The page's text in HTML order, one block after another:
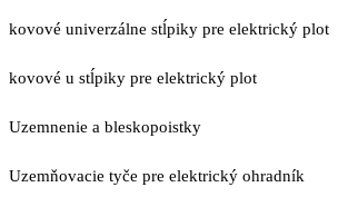
kovové univerzálne stĺpiky pre elektrický plot
kovové u stĺpiky pre elektrický plot
Uzemnenie a bleskopoistky
Uzemňovacie tyče pre elektrický ohradník